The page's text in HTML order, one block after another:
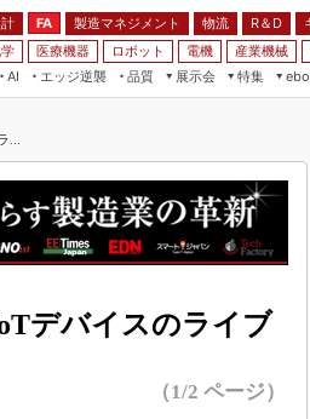
FA 製造マネジメント 物流 R＆D
医療機器 ロボット 電機 産業機械
AI
エッジ逆襲 品質
展示会
コンピューティング
リューション展
展
特集
ながるクルマ
／AR
ィールドサービス
み込み画像技術
製造マネジメント
FA
モビリティ
...
デバイスのライブ
（1/2 ページ）